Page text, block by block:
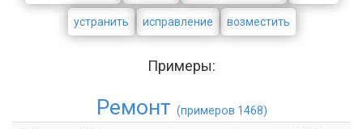
устранить исправление возместить
Примеры:
Ремонт (примеров 1468)